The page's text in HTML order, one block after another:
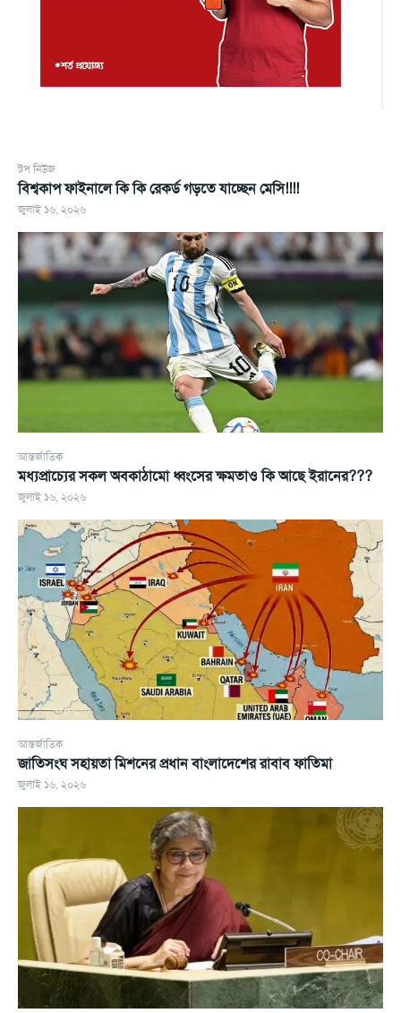
টপ নিউজ
বিশ্বকাপ ফাইনালে কি কি রেকর্ড গড়তে যাচ্ছেন মেসি!!!!
জুলাই ১৬, ২০২৬
আন্তর্জাতিক
মধ্যপ্রাচ্যের সকল অবকাঠামো ধ্বংসের ক্ষমতাও কি আছে ইরানের???
জুলাই ১৬, ২০২৬
আন্তর্জাতিক
জাতিসংঘ সহায়তা মিশনের প্রধান বাংলাদেশের রাবাব ফাতিমা
জুলাই ১৬, ২০২৬